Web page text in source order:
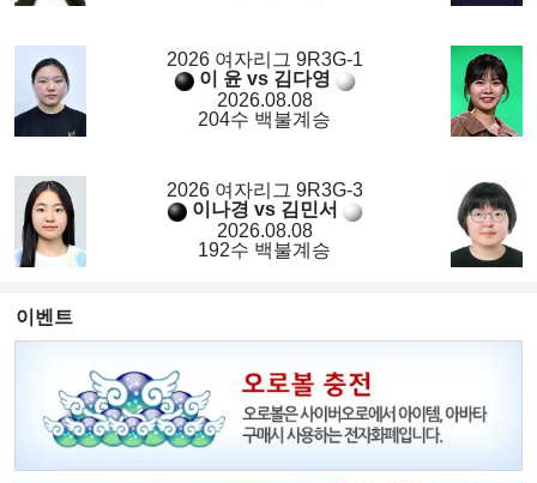
2026 여자리그 9R3G-1
이 윤 vs 김다영
2026.08.08
204수 백불계승
2026 여자리그 9R3G-3
이나경 vs 김민서
2026.08.08
192수 백불계승
이벤트